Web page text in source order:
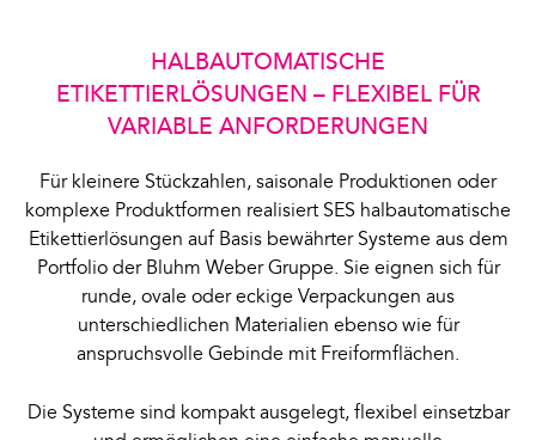
HALBAUTOMATISCHE
ETIKETTIERLÖSUNGEN – FLEXIBEL FÜR
VARIABLE ANFORDERUNGEN
Für kleinere Stückzahlen, saisonale Produktionen oder
komplexe Produktformen realisiert SES halbautomatische
Etikettierlösungen auf Basis bewährter Systeme aus dem
Portfolio der Bluhm Weber Gruppe. Sie eignen sich für
runde, ovale oder eckige Verpackungen aus
unterschiedlichen Materialien ebenso wie für
anspruchsvolle Gebinde mit Freiformflächen.
Die Systeme sind kompakt ausgelegt, flexibel einsetzbar